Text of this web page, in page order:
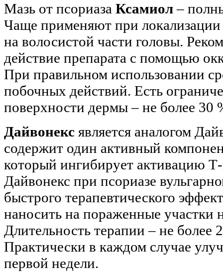
Мазь от псориаза Ксамиол–
Чаще применяют при
на волосистой части головы.
действие препарата с помощью
При правильном использовании
побочных действий. Есть
поверхности дермы – не более 30
Дайвонекс является аналогом
содержит один активный
который ингибирует активацию
Дайвонекс при псориазе
быстрого терапевтического
наносить на пораженные участки
Длительность терапии – не более
Практически в каждом случае
первой недели.